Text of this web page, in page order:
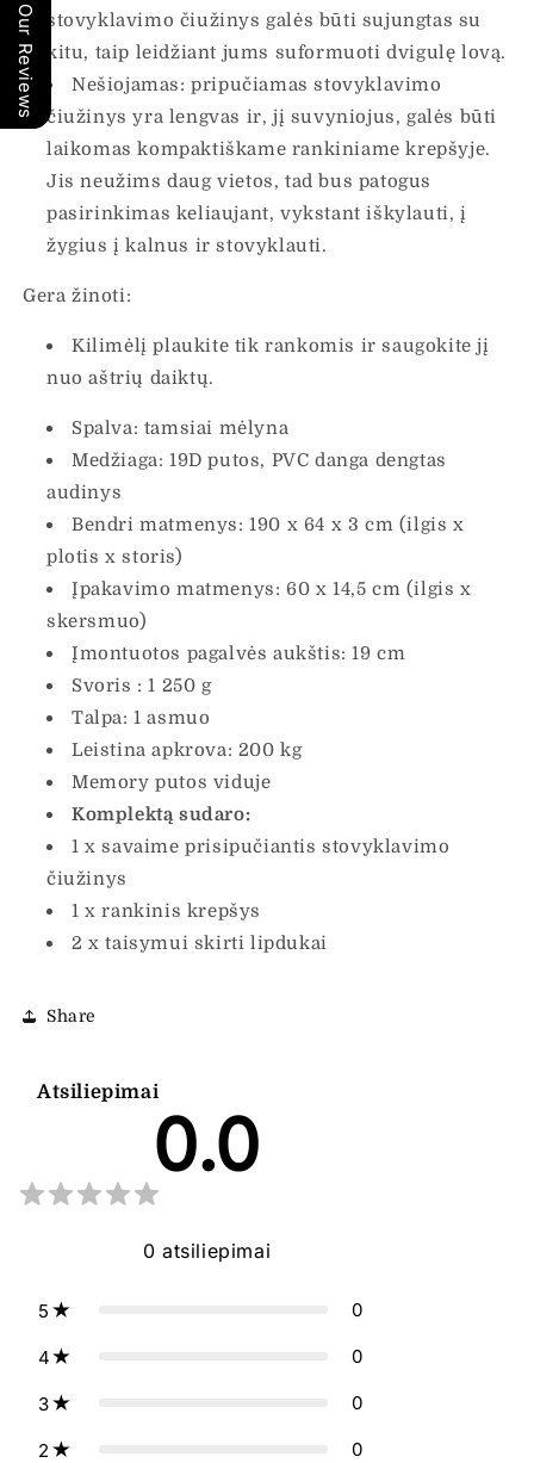
stovyklavimo čiužinys galės būti sujungtas su
kitu, taip leidžiant jums suformuoti dvigulę lovą.
Nešiojamas: pripučiamas stovyklavimo
čiužinys yra lengvas ir, jį suvyniojus, galės būti
laikomas kompaktiškame rankiniame krepšyje.
Jis neužims daug vietos, tad bus patogus
pasirinkimas keliaujant, vykstant iškylauti, į
žygius į kalnus ir stovyklauti.
Gera žinoti:
Kilimėlį plaukite tik rankomis ir saugokite jį
nuo aštrių daiktų.
Spalva: tamsiai mėlyna
Medžiaga: 19D putos, PVC danga dengtas
audinys
Bendri matmenys: 190 x 64 x 3 cm (ilgis x
plotis x storis)
Įpakavimo matmenys: 60 x 14,5 cm (ilgis x
skersmuo)
Įmontuotos pagalvės aukštis: 19 cm
Svoris : 1 250 g
Talpa: 1 asmuo
Leistina apkrova: 200 kg
Memory putos viduje
Komplektą sudaro:
1 x savaime prisipučiantis stovyklavimo
čiužinys
1 x rankinis krepšys
2 x taisymui skirti lipdukai
Share
Atsiliepimai
0.0
0 atsiliepimai
5 0
4 0
3 0
2 0
Our Reviews